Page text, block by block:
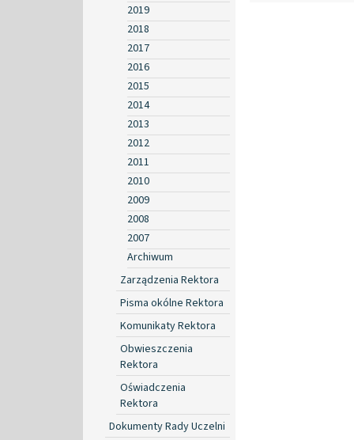
2019
2018
2017
2016
2015
2014
2013
2012
2011
2010
2009
2008
2007
Archiwum
Zarządzenia Rektora
Pisma okólne Rektora
Komunikaty Rektora
Obwieszczenia
Rektora
Oświadczenia
Rektora
Dokumenty Rady Uczelni